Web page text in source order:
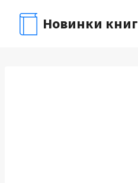
содержимому
Новинки книг